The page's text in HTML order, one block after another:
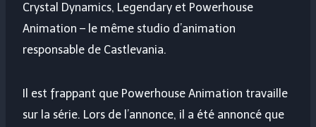
Crystal Dynamics, Legendary et Powerhouse
Animation – le même studio d’animation
responsable de Castlevania.
Il est frappant que Powerhouse Animation travaille
sur la série. Lors de l’annonce, il a été annoncé que